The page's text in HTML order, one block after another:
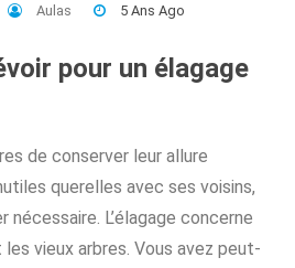
Aulas 5 Ans Ago
pour un élagage
de conserver leur allure
querelles avec ses voisins,
nécessaire. L’élagage concerne
vieux arbres. Vous avez peut-